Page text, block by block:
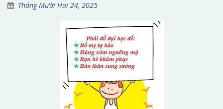
Tháng Mười Hai 24, 2025